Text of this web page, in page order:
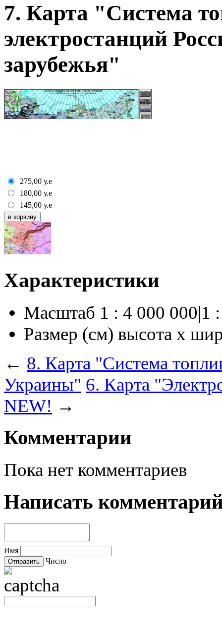
7. Карта "Система
электростанций
зарубежья"
275,00 у.е
180,00 у.е
145,00 у.е
Характеристики
Масштаб 1 : 4 000 000|1
Размер (см) высота х
← 8. Карта "Система
Украины" 6. Карта
NEW! →
Комментарии
Пока нет комментариев
Написать
Имя
Число